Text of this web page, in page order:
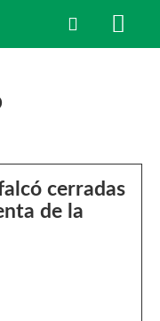
cerradas
de la